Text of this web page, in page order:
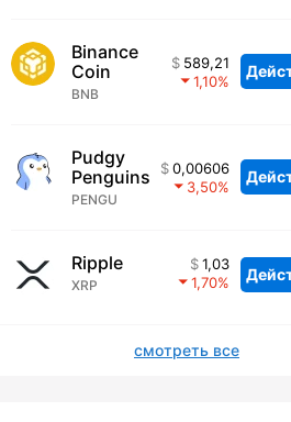
Binance
Coin
BNB
589,21
1,10
Pudgy
Penguins
PENGU
0,00606
3,50
Ripple
XRP
1,03
1,70
смотреть все